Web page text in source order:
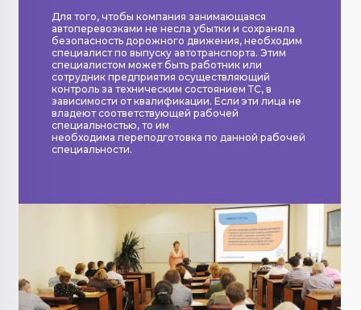
Для того, чтобы компания занимающаяся
автоперевозками не несла убытки и сохраняла
безопасность дорожного движения, необходим
специалист по выпуску автотранспорта. Этим
специалистом может быть работник или
сотрудник предприятия осуществляющий
контроль за техническим состоянием ТС, в
зависимости от квалификации. Если эти лица не
владеют соответствующей рабочей
специальностью, то им
необходима переподготовка по данной рабочей
специальности.